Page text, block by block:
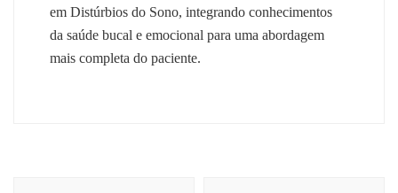
em Distúrbios do Sono, integrando conhecimentos
da saúde bucal e emocional para uma abordagem
mais completa do paciente.